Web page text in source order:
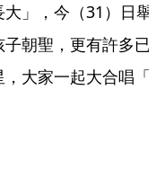
」，今（31）日舉
朝聖，更有許多已
大家一起大合唱「